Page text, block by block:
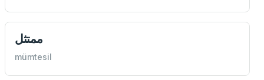
ممتثل
mümtesil